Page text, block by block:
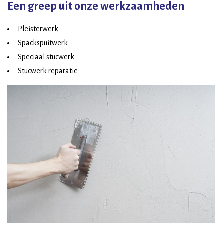
Een greep uit onze werkzaamheden
Pleisterwerk
Spackspuitwerk
Speciaal stucwerk
Stucwerk reparatie